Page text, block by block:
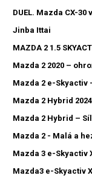
DUEL. Mazda CX-
Jinba Ittai
MAZDA 2 1.5
Mazda 2 2020 –
Mazda 2 e-Skyactiv
Mazda 2 Hybrid
Mazda 2 Hybrid –
Mazda 2 - Malá a
Mazda 3 e-Skyactiv
Mazda3 e-Skyactiv